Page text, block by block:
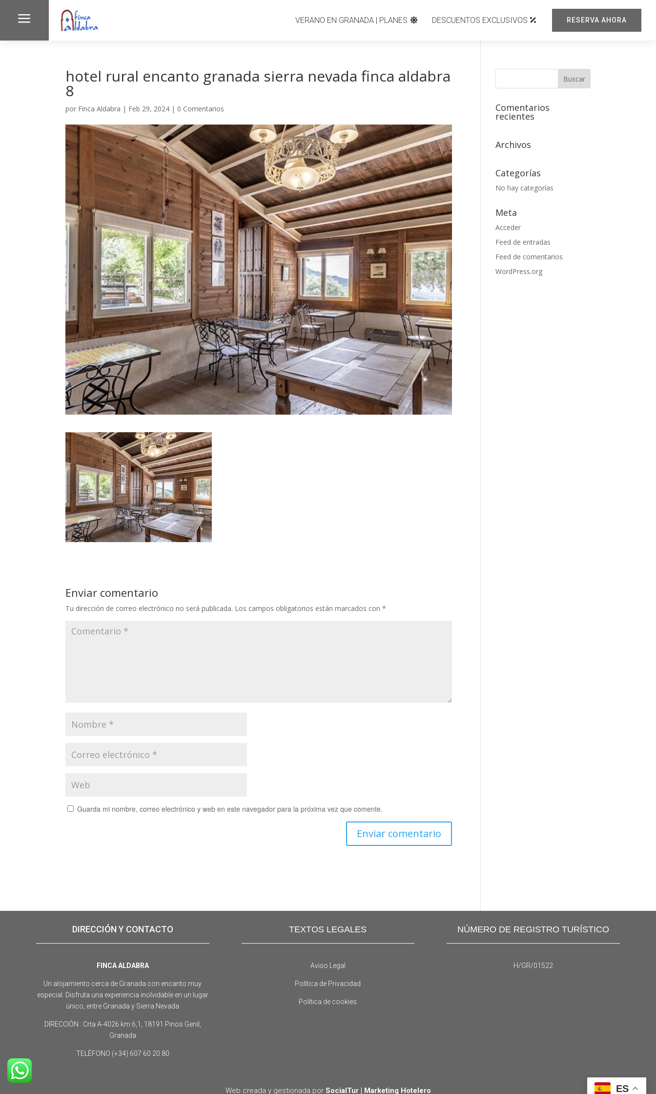
a VERANO EN GRANADA | PLANES DESCUENTOS EXCLUSIVOS RESERVA AHORA
hotel rural encanto granada sierra nevada finca aldabra
8
por Finca Aldabra | Feb 29, 2024 | 0 Comentarios
Enviar comentario
Tu dirección de correo electrónico no será publicada. Los campos obligatorios están marcados con*
Guarda mi nombre, correo electrónico y web en este navegador para la próxima vez que comente.
Comentarios
recientes
Archivos
Categorías
No hay categorías
Meta
Acceder
Feed de entradas
Feed de comentarios
WordPress.org
DIRECCIÓN Y CONTACTO
FINCA ALDABRA
Un alojamiento cerca de Granada con encanto muy
especial. Disfruta una experiencia inolvidable en un lugar
único, entre Granada y Sierra Nevada
DIRECCIÓN : Crta A-4026 km 6,1, 18191 Pinos Genil,
Granada
TELÉFONO (+34) 607 60 20 80
TEXTOS LEGALES
Aviso Legal
Política de Privacidad
Política de cookies
NÚMERO DE REGISTRO TURÍSTICO
H/GR/01522
Web creada y gestionada por SocialTur | Marketing Hotelero ES